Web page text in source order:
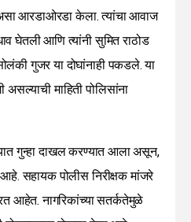
असा आरडाओरडा केला. त्यांचा आवाज
घेतली आणि त्यांनी सुमित राठोड
गुजर या दोघांनाही पकडले. या
माहिती पोलिसांना
गुन्हा दाखल करण्यात आला असून,
सहायक पोलीस निरीक्षक मांजरे
आहेत. नागरिकांच्या सतर्कतेमुळे